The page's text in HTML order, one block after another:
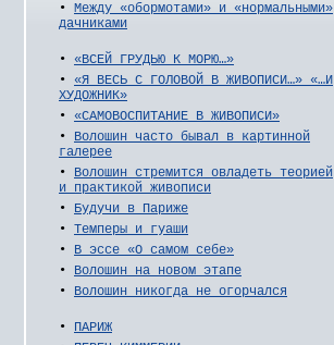
• Между «обормотами» и «нормальными»
дачниками
• «ВСЕЙ ГРУДЬЮ К МОРЮ…»
• «Я ВЕСЬ С ГОЛОВОЙ В ЖИВОПИСИ…» «…И
ХУДОЖНИК»
• «САМОВОСПИТАНИЕ В ЖИВОПИСИ»
• Волошин часто бывал в картинной
галерее
• Волошин стремится овладеть теорией
и практикой живописи
• Будучи в Париже
• Темперы и гуаши
• В эссе «О самом себе»
• Волошин на новом этапе
• Волошин никогда не огорчался
• ПАРИЖ